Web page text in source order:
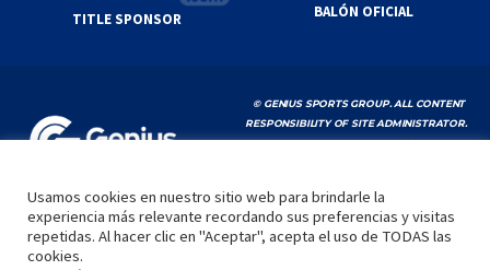
TITLE SPONSOR BALÓN OFICIAL
© GENIUS SPORTS GROUP. ALL CONTENT
RESPONSIBILITY OF SITE ADMINISTRATOR.
YOUTUBE TERMS OF SERVICE|GOOGLE
INICIO LA LIGA VIDEOS MEDIA CONTACTO
Usamos cookies en nuestro sitio web para brindarle la
experiencia más relevante recordando sus preferencias y visitas
repetidas. Al hacer clic en "Aceptar", acepta el uso de TODAS las
cookies.